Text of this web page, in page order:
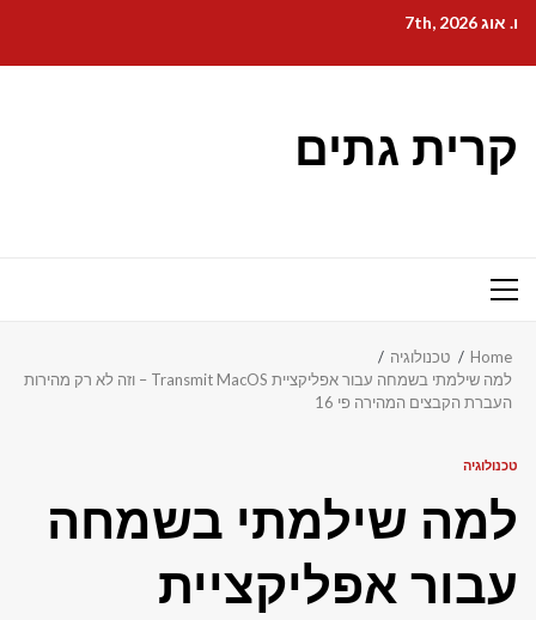
content
ו. אוג 7th, 2026
קרית גתים
Primary
Home
טכנולוגיה
למה שילמתי בשמחה עבור אפליקציית Transmit MacOS – וזה לא רק מהירות
העברת הקבצים המהירה פי 16
טכנולוגיה
למה שילמתי בשמחה
עבור אפליקציית